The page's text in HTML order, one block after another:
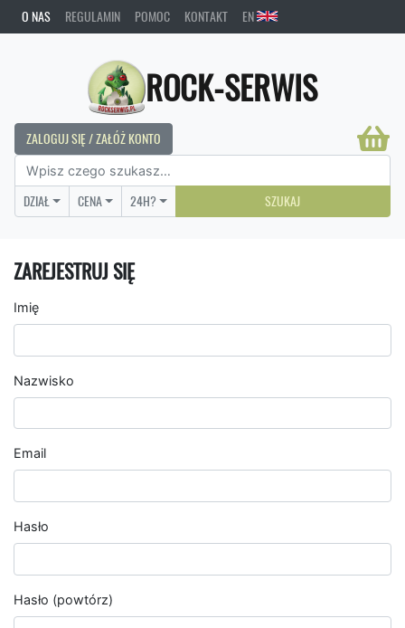
O NAS REGULAMIN POMOC KONTAKT EN
ROCK-SERWIS
ZALOGUJ SIĘ / ZAŁÓŻ KONTO
DZIAŁ CENA 24H? SZUKAJ
ZAREJESTRUJ SIĘ
Imię
Nazwisko
Email
Hasło
Hasło (powtórz)